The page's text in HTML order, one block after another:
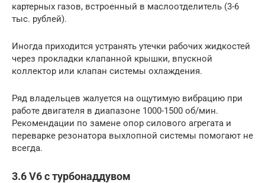
картерных газов, встроенный в маслоотделитель (3-6
тыс. рублей).
Иногда приходится устранять утечки рабочих жидкостей
через прокладки клапанной крышки, впускной
коллектор или клапан системы охлаждения.
Ряд владельцев жалуется на ощутимую вибрацию при
работе двигателя в диапазоне 1000-1500 об/мин.
Рекомендации по замене опор силового агрегата и
переварке резонатора выхлопной системы помогают не
всегда.
3.6 V6 с турбонаддувом